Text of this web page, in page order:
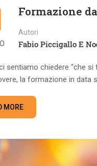
Formazione
Autori
Fabio Piccigallo E
sentiamo chiedere “che
la formazione in data
MORE